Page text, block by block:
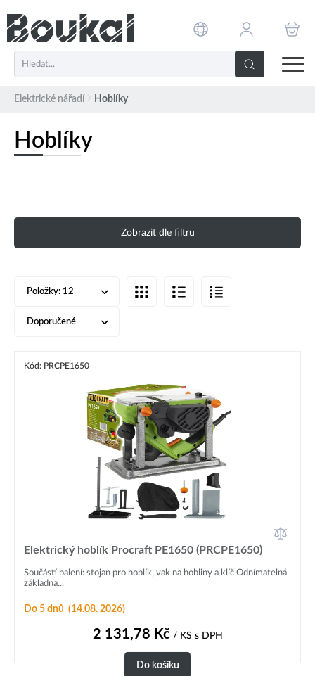
Elektrické nářadí Hoblíky
Hoblíky
Zobrazit dle filtru
Položky: 12
Doporučené
Kód: PRCPE1650
Elektrický hoblík Procraft PE1650 (PRCPE1650)
Součástí balení: stojan pro hoblík, vak na hobliny a klíč Odnímatelná
základna...
Do 5 dnů (14.08. 2026)
2 131,78 Kč/ KS s DPH
Do košíku